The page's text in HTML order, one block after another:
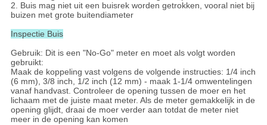
2. Buis mag niet uit een buisrek worden getrokken, vooral niet bij
buizen met grote buitendiameter
Inspectie Buis
Gebruik: Dit is een "No-Go" meter en moet als volgt worden
gebruikt:
Maak de koppeling vast volgens de volgende instructies: 1/4 inch
(6 mm), 3/8 inch, 1/2 inch (12 mm) - maak 1-1/4 omwentelingen
vanaf handvast. Controleer de opening tussen de moer en het
lichaam met de juiste maat meter. Als de meter gemakkelijk in de
opening glijdt, draai de moer verder aan totdat de meter niet
meer in de opening kan komen